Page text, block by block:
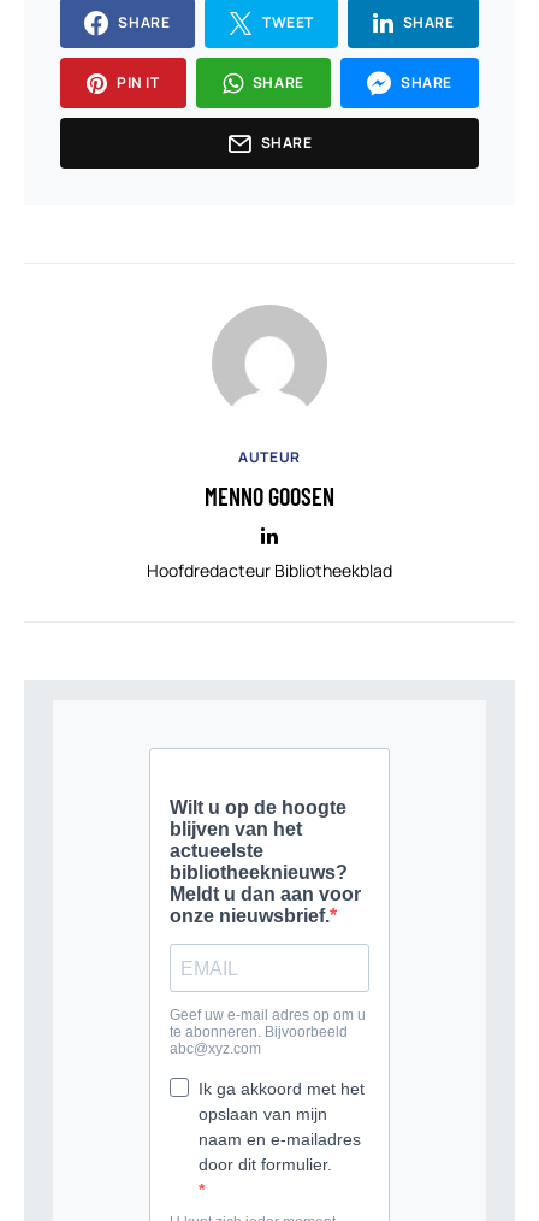
SHARE TWEET SHARE
PIN IT SHARE SHARE
SHARE
AUTEUR
MENNO GOOSEN
Hoofdredacteur Bibliotheekblad